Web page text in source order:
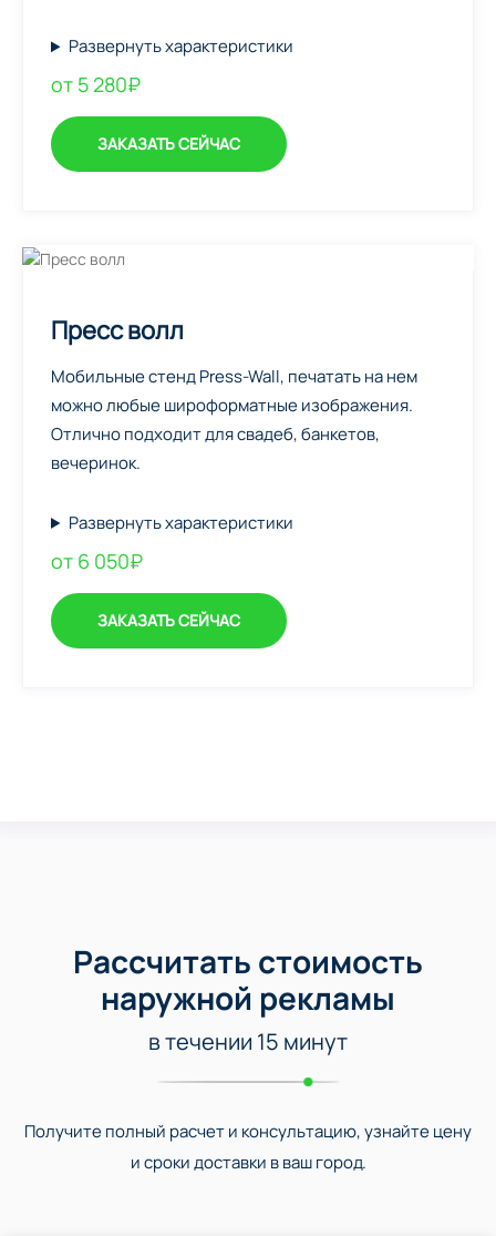
Развернуть характеристики
от 5 280₽
ЗАКАЗАТЬ СЕЙЧАС
Пресс волл
Мобильные стенд Press-Wall, печатать на нем
можно любые широформатные изображения.
Отлично подходит для свадеб, банкетов,
вечеринок.
Развернуть характеристики
от 6 050₽
ЗАКАЗАТЬ СЕЙЧАС
Рассчитать стоимость
наружной рекламы
в течении 15 минут
Получите полный расчет и консультацию, узнайте цену
и сроки доставки в ваш город.